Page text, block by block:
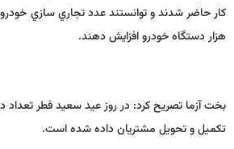
هزار دستگاه خودرو افزايش دهند.
تكميل و تحويل مشتريان داده شده است.